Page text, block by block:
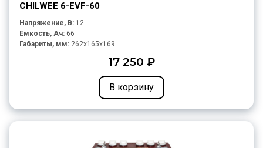
CHILWEE 6-EVF-60
Напряжение, В: 12
Емкость, Ач: 66
Габариты, мм: 262x165x169
17 250 ₽
В корзину